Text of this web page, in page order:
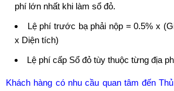
phí lớn nhất khi làm sổ đỏ.
Lệ phí trước bạ phải nộp = 0.5% x
x Diện tích)
Lệ phí cấp Sổ đỏ tùy thuộc từng địa
Khách hàng có nhu cầu quan tâm đến